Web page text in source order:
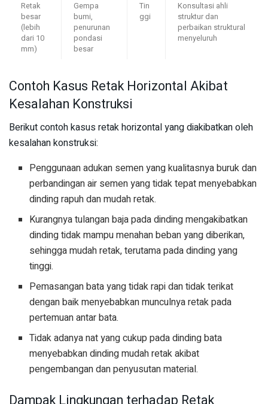
Retak
besar
(lebih
dari 10
mm)
Gempa
bumi,
penurunan
pondasi
besar
Tin
ggi
Konsultasi ahli
struktur dan
perbaikan struktural
menyeluruh
Contoh Kasus Retak Horizontal Akibat
Kesalahan Konstruksi
Berikut contoh kasus retak horizontal yang diakibatkan oleh
kesalahan konstruksi:
Penggunaan adukan semen yang kualitasnya buruk dan
perbandingan air semen yang tidak tepat menyebabkan
dinding rapuh dan mudah retak.
Kurangnya tulangan baja pada dinding mengakibatkan
dinding tidak mampu menahan beban yang diberikan,
sehingga mudah retak, terutama pada dinding yang
tinggi.
Pemasangan bata yang tidak rapi dan tidak terikat
dengan baik menyebabkan munculnya retak pada
pertemuan antar bata.
Tidak adanya nat yang cukup pada dinding bata
menyebabkan dinding mudah retak akibat
pengembangan dan penyusutan material.